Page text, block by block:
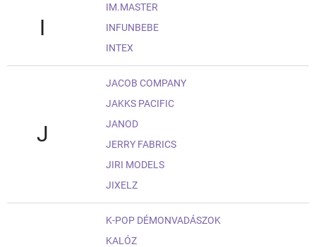
I
IM.MASTER
INFUNBEBE
INTEX
J
JACOB COMPANY
JAKKS PACIFIC
JANOD
JERRY FABRICS
JIRI MODELS
JIXELZ
K-POP DÉMONVADÁSZOK
KALÓZ